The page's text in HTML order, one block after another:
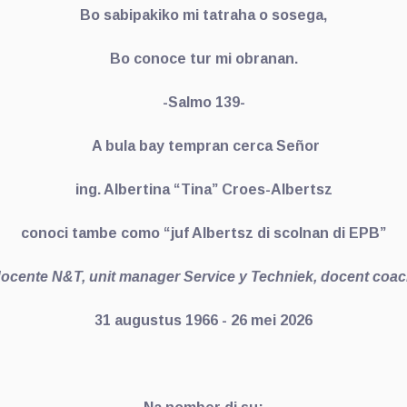
Bo sabipakiko mi tatraha o sosega,
Bo conoce tur mi obranan.
-Salmo 139-
A bula bay tempran cerca Señor
ing. Albertina “Tina” Croes-Albertsz
conoci tambe como “juf Albertsz di scolnan di EPB”
N&T, unit manager Service y Techniek, docent
31 augustus 1966 - 26 mei 2026